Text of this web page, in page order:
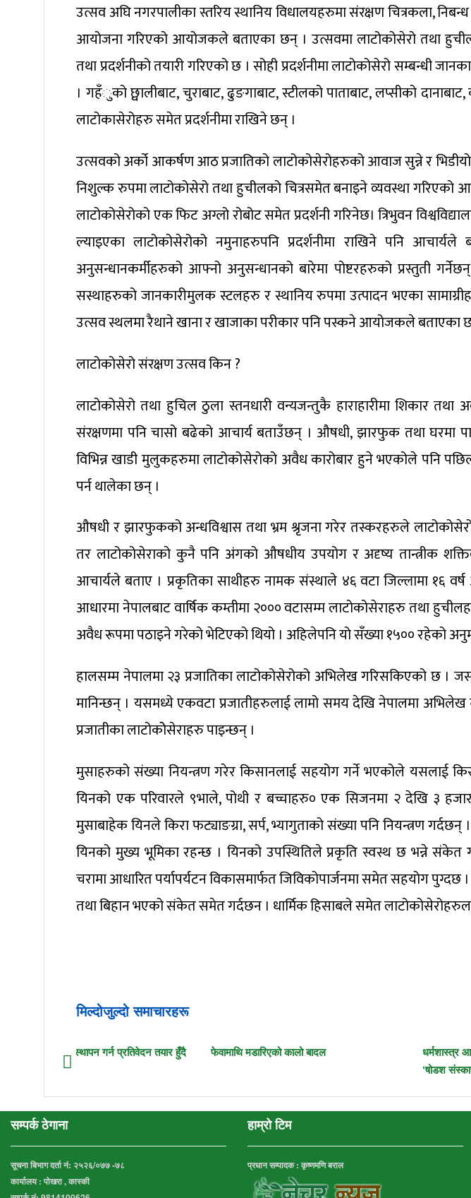
उत्सव अघि नगरपालीका स्तरिय स्थानिय विधालयहरुमा संरक्षण चित्रकला,
आयोजना गरिएको आयोजकले बताएका छन् । उत्सवमा लाटोकोसेरो तथा
तथा प्रदर्शनीको तयारी गरिएको छ । सोही प्रदर्शनीमा लाटोकोसेरो सम्बन्धी
। गहँुको छ्वालीबाट, चुराबाट, ढुङगाबाट, स्टीलको पाताबाट, लप्सीको
लाटोकासेरोहरु समेत प्रदर्शनीमा राखिने छन् ।
उत्सवको अर्को आकर्षण आठ प्रजातिको लाटोकोसेरोहरुको आवाज सुन्ने र भिडीयो
निशुल्क रुपमा लाटोकोसेरो तथा हुचीलको चित्रसमेत बनाइने व्यवस्था
लाटोकोसेरोको एक फिट अग्लो रोबोट समेत प्रदर्शनी गरिनेछ। त्रिभुवन
ल्याइएका लाटोकोसेरोको नमुनाहरुपनि प्रदर्शनीमा राखिने पनि
अनुसन्धानकर्मीहरुको आफ्नो अनुसन्धानको बारेमा पोष्टरहरुको प्रस्तुती
सस्थाहरुको जानकारीमुलक स्टलहरु र स्थानिय रुपमा उत्पादन भएका
उत्सव स्थलमा रैथाने खाना र खाजाका परीकार पनि पस्कने आयोजकले बताएका
लाटोकोसेरो संरक्षण उत्सव किन ?
लाटोकोसेरो तथा हुचिल ठुला स्तनधारी वन्यजन्तुकै हाराहारीमा शिकार तथा
संरक्षणमा पनि चासो बढेको आचार्य बताउँछन् । औषधी, झारफुक तथा घरमा
विभिन्न खाडी मुलुकहरुमा लाटोकोसेरोको अवैध कारोबार हुने भएकोले पनि
पर्न थालेका छन् ।
औषधी र झारफुकको अन्धविश्वास तथा भ्रम श्रृजना गरेर तस्करहरुले
तर लाटोकोसेराको कुनै पनि अंगको औषधीय उपयोग र अदृष्य तान्त्रीक
आचार्यले बताए । प्रकृतिका साथीहरु नामक संस्थाले ४६ वटा जिल्लामा १६
आधारमा नेपालबाट वार्षिक कम्तीमा २००० वटासम्म लाटोकोसेराहरु तथा
अवैध रूपमा पठाइने गरेको भेटिएको थियो । अहिलेपनि यो सँख्या १५०० रहेको
हालसम्म नेपालमा २३ प्रजातिका लाटोकोसेरोको अभिलेख गरिसकिएको छ ।
मानिन्छन् । यसमध्ये एकवटा प्रजातीहरुलाई लामो समय देखि नेपालमा अभिलेख
प्रजातीका लाटोकोेसेराहरु पाइन्छन् ।
मुसाहरुको संख्या नियन्त्रण गरेर किसानलाई सहयोग गर्ने भएकोले यसलाई
यिनको एक परिवारले ९भाले, पोथी र बच्चाहरु० एक सिजनमा २ देखि ३
मुसाबाहेक यिनले किरा फट्याङग्रा, सर्प, भ्यागुताको संख्या पनि नियन्त्रण गर्दछन्
यिनको मुख्य भूमिका रहन्छ । यिनको उपस्थितिले प्रकृति स्वस्थ छ भन्ने संकेत
चरामा आधारित पर्यापर्यटन विकासमार्फत जिविकोपार्जनमा समेत सहयोग
तथा बिहान भएको संकेत समेत गर्दछन । धार्मिक हिसाबले समेत
मिल्दोजुल्दो समाचारहरू
मानव–बाँदर द्वन्द्व व्यवस्थापन गर्न प्रतिवेदन तयार हुँदै फेवामाथि मडारिएको कालो बादल
धर्मशास्त्र
‘षोडश
सम्पर्क ठेगाना
सूचना बिभाग दर्ता नं: २५२६/०७७ -७८
कार्यालय : पोखरा , कास्की
हाम्रो टिम
प्रधान सम्पादक : कृष्णमणि बराल